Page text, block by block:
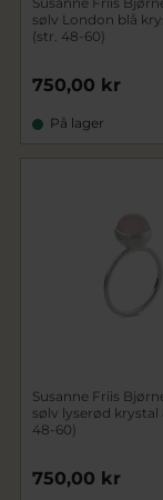
sølv London blå
(str. 48-60)
750,00 kr
På lager
Susanne Friis
sølv lyserød
48-60)
750,00 kr